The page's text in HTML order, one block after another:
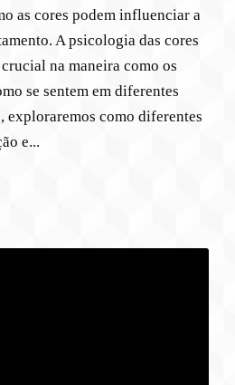
as cores podem influenciar a
A psicologia das cores
na maneira como os
se sentem em diferentes
exploraremos como diferentes
e...